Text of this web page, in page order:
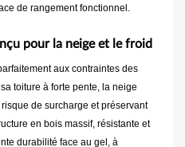
de rangement fonctionnel.
pour la neige et le froid
aux contraintes des
toiture à forte pente, la neige
de surcharge et préservant
en bois massif, résistante et
durabilité face au gel, à